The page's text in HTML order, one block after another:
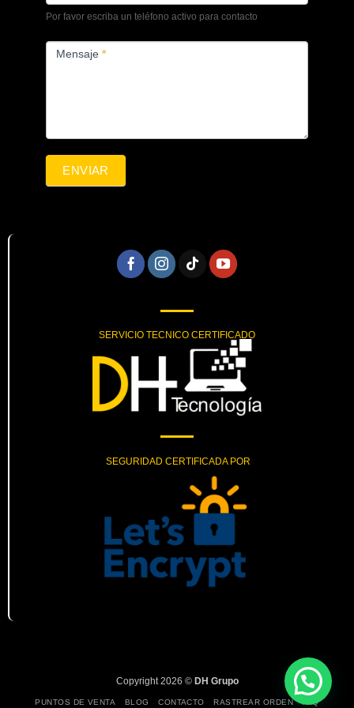
Por favor escriba un teléfono activo para contacto
Mensaje*
ENVIAR
SERVICIO TECNICO CERTIFICADO
SEGURIDAD CERTIFICADA POR
Copyright 2026 © DH Grupo
PUNTOS DE VENTA BLOG CONTACTO RASTREAR ORDEN FAQ